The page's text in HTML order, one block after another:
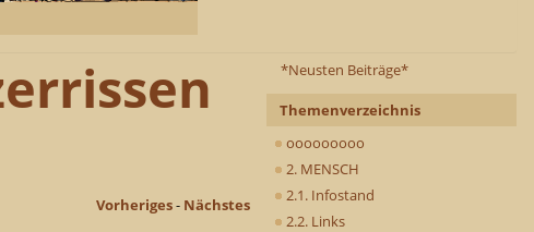
*Neusten Beiträge*
Themenverzeichnis
ooooooooo
2. MENSCH
2.1. Infostand
2.2. Links
Vorheriges- Nächstes